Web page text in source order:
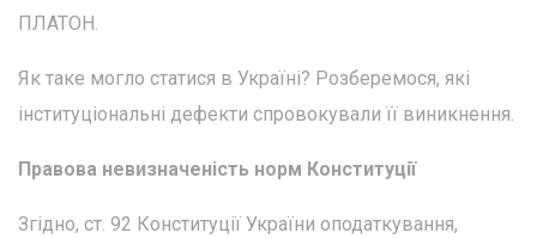
ПЛАТОН.
Як таке могло статися в Україні? Розберемося, які
інституціональні дефекти спровокували її виникнення.
Правова невизначеність норм Конституції
Згідно, ст. 92 Конституції України оподаткування,